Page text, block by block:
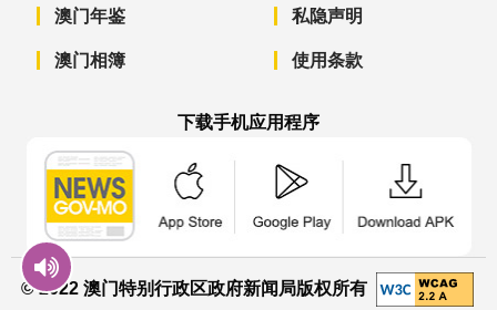
澳门年鉴
澳门相簿
私隐声明
使用条款
下载手机应用程序
© 2022 澳门特别行政区政府新闻局版权所有